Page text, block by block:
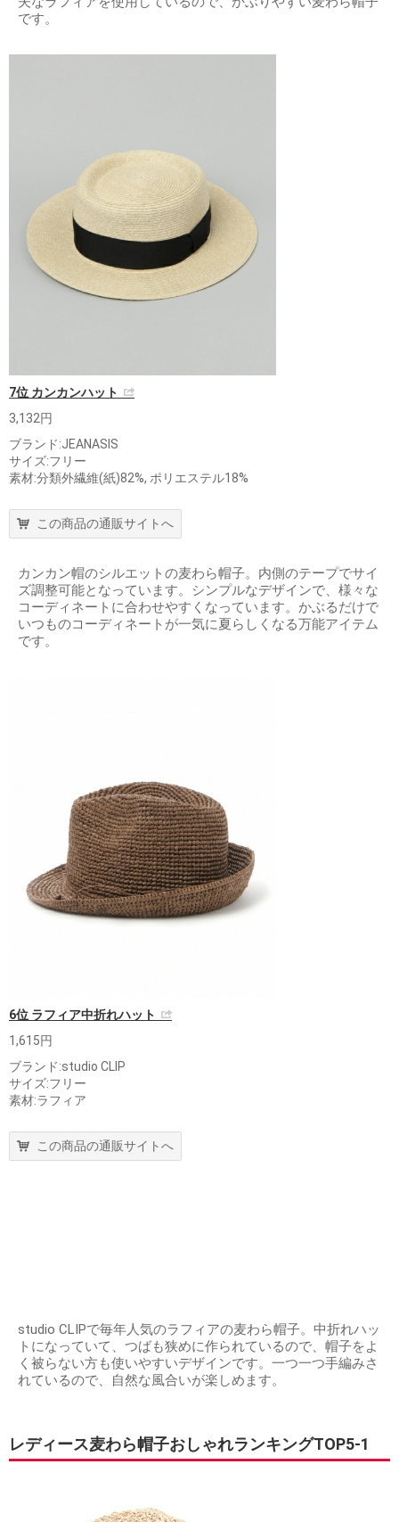
です。
7位 カンカンハット
3,132円
ブランド:JEANASIS
サイズ:フリー
素材:分類外繊維(紙)82%, ポリエステル18%
この商品の通販サイトへ
カンカン帽のシルエットの麦わら帽子。内側のテープでサイ
ズ調整可能となっています。シンプルなデザインで、様々な
コーディネートに合わせやすくなっています。かぶるだけで
いつものコーディネートが一気に夏らしくなる万能アイテム
です。
6位 ラフィア中折れハット
1,615円
ブランド:studio CLIP
サイズ:フリー
素材:ラフィア
この商品の通販サイトへ
studio CLIPで毎年人気のラフィアの麦わら帽子。中折れハッ
トになっていて、つばも狭めに作られているので、帽子をよ
く被らない方も使いやすいデザインです。一つ一つ手編みさ
れているので、自然な風合いが楽しめます。
レディース麦わら帽子おしゃれランキングTOP5-1